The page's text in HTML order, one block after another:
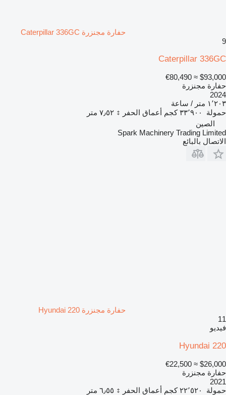
حفارة مجنزرة Caterpillar 336GC
9
Caterpillar 336GC
$93,000
≈ €80,490
حفارة مجنزرة
2024
١٬٢٠٣ متر / ساعة
حمولة
٣٣٬٩٠٠ كجم أعماق الحفر
٧٫٥٢ متر
الصين
Spark Machinery Trading Limited
الاتصال بالبائع
حفارة مجنزرة Hyundai 220
11
فيديو
Hyundai 220
$26,000
≈ €22,500
حفارة مجنزرة
2021
حمولة
٢٢٬٥٢٠ كجم أعماق الحفر
٦٫٥٥ متر